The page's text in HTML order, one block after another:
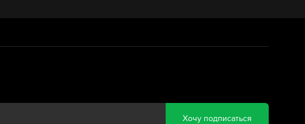
Хочу подписаться